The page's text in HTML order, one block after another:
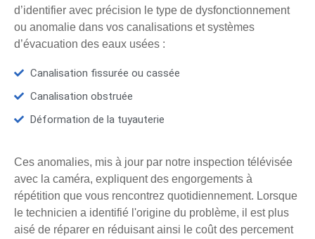
d’identifier avec précision le type de dysfonctionnement
ou anomalie dans vos canalisations et systèmes
d’évacuation des eaux usées :
Canalisation fissurée ou cassée
Canalisation obstruée
Déformation de la tuyauterie
Ces anomalies, mis à jour par notre inspection télévisée
avec la caméra, expliquent des engorgements à
répétition que vous rencontrez quotidiennement. Lorsque
le technicien a identifié l'origine du problème, il est plus
aisé de réparer en réduisant ainsi le coût des percement